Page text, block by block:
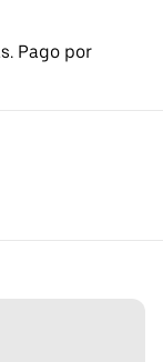
Pago por